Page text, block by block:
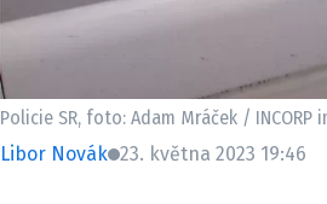
Policie SR, foto: Adam Mráček / INCORP
Libor Novák 23. května 2023 19:46